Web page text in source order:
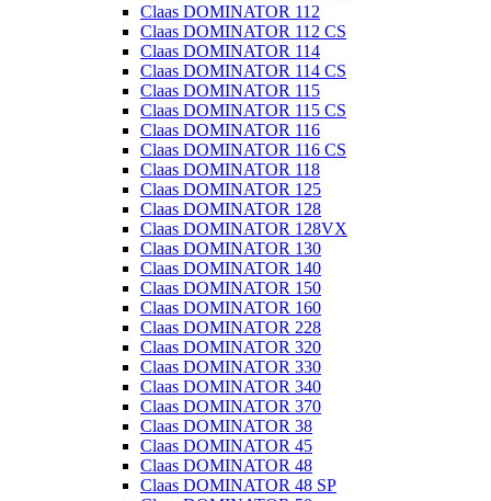
Claas DOMINATOR 112
Claas DOMINATOR 112 CS
Claas DOMINATOR 114
Claas DOMINATOR 114 CS
Claas DOMINATOR 115
Claas DOMINATOR 115 CS
Claas DOMINATOR 116
Claas DOMINATOR 116 CS
Claas DOMINATOR 118
Claas DOMINATOR 125
Claas DOMINATOR 128
Claas DOMINATOR 128VX
Claas DOMINATOR 130
Claas DOMINATOR 140
Claas DOMINATOR 150
Claas DOMINATOR 160
Claas DOMINATOR 228
Claas DOMINATOR 320
Claas DOMINATOR 330
Claas DOMINATOR 340
Claas DOMINATOR 370
Claas DOMINATOR 38
Claas DOMINATOR 45
Claas DOMINATOR 48
Claas DOMINATOR 48 SP